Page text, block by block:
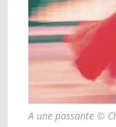
A une passante ©